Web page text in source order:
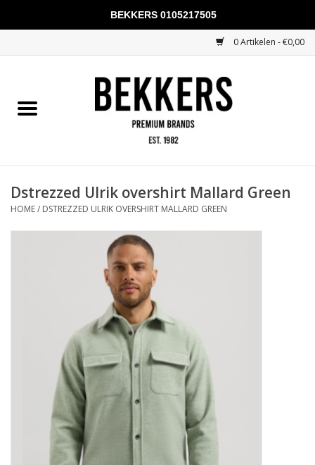
0 Artikelen - €0,00
Mannen
KADOBONNEN
Dstrezzed Ulrik overshirt Mallard Green
HOME/ DSTREZZED ULRIK OVERSHIRT MALLARD GREEN
BEKKERS 0105217505